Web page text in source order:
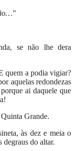
se não lhe dera
quem a podia vigiar?
aquelas redondezas
ai daquele que
Grande.
às dez e meia o
degraus do altar.